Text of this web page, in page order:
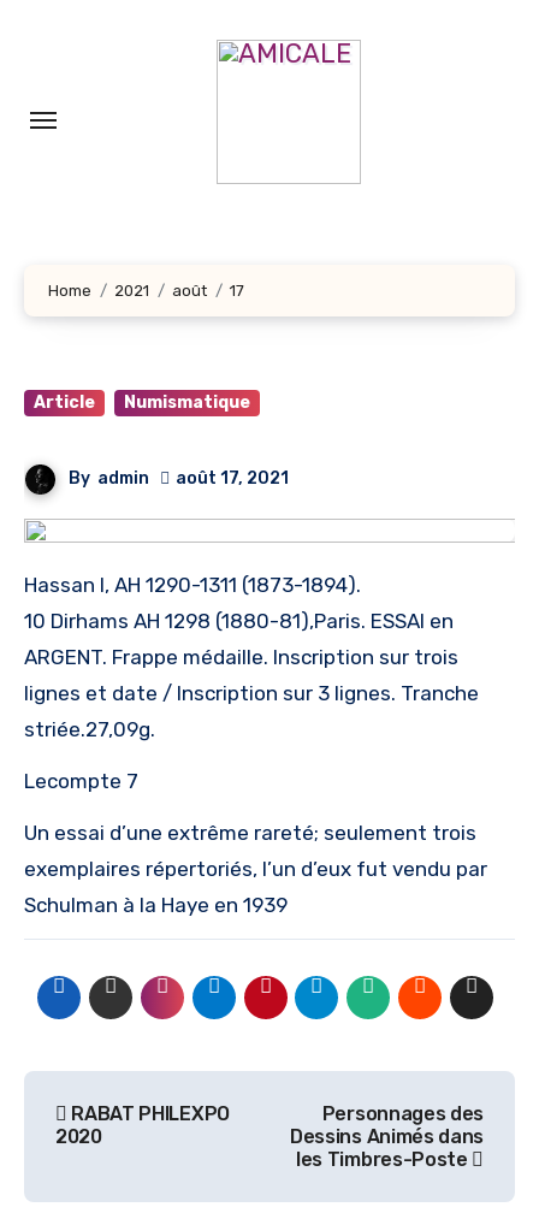
principal
Home 2021 août 17
Article Numismatique
By admin août 17, 2021
Hassan I, AH 1290-1311 (1873-1894).
10 Dirhams AH 1298 (1880-81),Paris. ESSAI en
ARGENT. Frappe médaille. Inscription sur trois
lignes et date / Inscription sur 3 lignes. Tranche
striée.27,09g.
Lecompte 7
Un essai d’une extrême rareté; seulement trois
exemplaires répertoriés, l’un d’eux fut vendu par
Schulman à la Haye en 1939
de
l’article
RABAT PHILEXPO
2020
Personnages des
Dessins Animés dans
les Timbres-Poste